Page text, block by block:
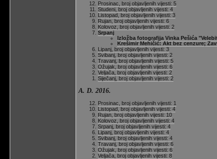
Prosinac, broj objavljenih vijesti: 5
Studeni, broj objavljenih vijesti: 4
Listopad, broj objavljenih vijesti: 3
Rujan, broj objavljenih vijesti: 6
Kolovoz, broj objavljenih vijesti: 2
Srpanj
Izložba fotografija Vinka Pešića
Krešimir Mehičić: Akt bez cenzure;
Lipanj, broj objavljenih vijesti: 3
Svibanj, broj objavljenih vijesti: 2
Travanj, broj objavljenih vijesti: 5
Ožujak, broj objavljenih vijesti: 6
Veljača, broj objavljenih vijesti: 2
Siječanj, broj objavljenih vijesti: 2
A. D. 2016.
Prosinac, broj objavljenih vijesti: 1
Listopad, broj objavljenih vijesti: 4
Rujan, broj objavljenih vijesti: 10
Kolovoz, broj objavljenih vijesti: 4
Srpanj, broj objavljenih vijesti: 4
Lipanj, broj objavljenih vijesti: 4
Svibanj, broj objavljenih vijesti: 4
Travanj, broj objavljenih vijesti: 6
Ožujak, broj objavljenih vijesti: 6
Veljača, broj objavljenih vijesti: 8